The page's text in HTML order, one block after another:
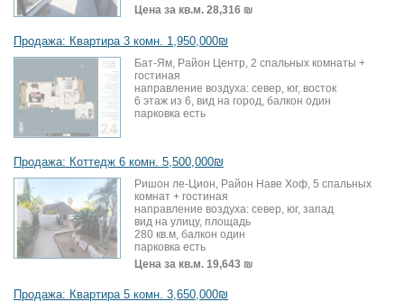
Цена за кв.м. 28,316 ₪
Продажа: Квартира 3 комн. 1,950,000₪
Бат-Ям, Район Центр, 2 спальных комнаты +
гостиная
направление воздуха: север, юг, восток
6 этаж из 6, вид на город, балкон один
парковка есть
Продажа: Коттедж 6 комн. 5,500,000₪
Ришон ле-Цион, Район Наве Хоф, 5 спальных
комнат + гостиная
направление воздуха: север, юг, запад
вид на улицу, площадь
280 кв.м, балкон один
парковка есть
Цена за кв.м. 19,643 ₪
Продажа: Квартира 5 комн. 3,650,000₪